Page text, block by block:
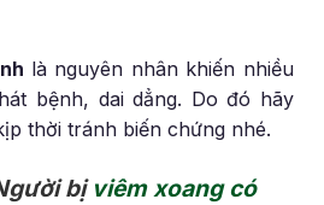
là nguyên nhân khiến nhiều
bệnh, dai dẳng. Do đó hãy
thời tránh biến chứng nhé.
bị viêm xoang có